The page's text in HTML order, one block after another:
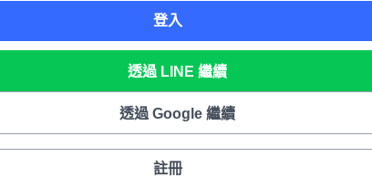
登入
透過 LINE 繼續
透過 Google 繼續
註冊